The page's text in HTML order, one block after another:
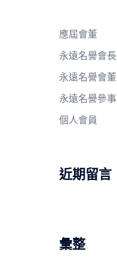
應屆會董
永遠名譽會長
永遠名譽會董
永遠名譽參事
個人會員
近期留言
彙整